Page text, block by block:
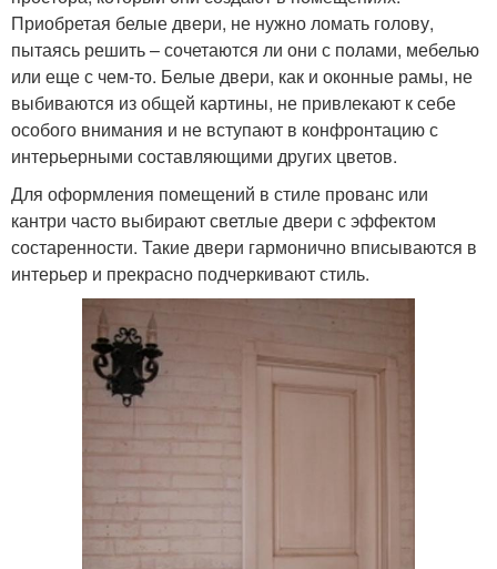
Приобретая белые двери, не нужно ломать голову,
пытаясь решить – сочетаются ли они с полами, мебелью
или еще с чем-то. Белые двери, как и оконные рамы, не
выбиваются из общей картины, не привлекают к себе
особого внимания и не вступают в конфронтацию с
интерьерными составляющими других цветов.
Для оформления помещений в стиле прованс или
кантри часто выбирают светлые двери с эффектом
состаренности. Такие двери гармонично вписываются в
интерьер и прекрасно подчеркивают стиль.